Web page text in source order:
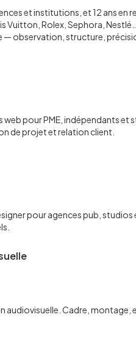
et institutions, et 12 ans en
Vuitton, Rolex, Sephora,
— observation, structure,
pour PME, indépendants et
de projet et relation client.
pour agences pub,
Cadre, montage,